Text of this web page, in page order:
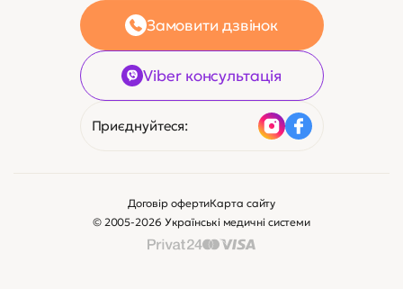
Замовити дзвінок
Viber консультація
Приєднуйтеся:
© 2005-2026 Українські медичні системи
Договір офертиКарта сайту